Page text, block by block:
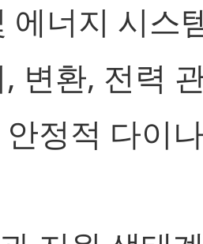
에너지 시스
변환, 전력
정적 다이